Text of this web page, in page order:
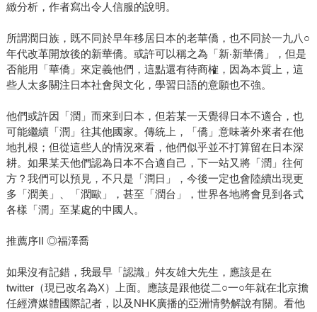
緻分析，作者寫出令人信服的說明。
所謂潤日族，既不同於早年移居日本的老華僑，也不同於一九八○
年代改革開放後的新華僑。或許可以稱之為「新‧新華僑」，但是
否能用「華僑」來定義他們，這點還有待商榷，因為本質上，這
些人太多關注日本社會與文化，學習日語的意願也不強。
他們或許因「潤」而來到日本，但若某一天覺得日本不適合，也
可能繼續「潤」往其他國家。傳統上，「僑」意味著外來者在他
地扎根；但從這些人的情況來看，他們似乎並不打算留在日本深
耕。如果某天他們認為日本不合適自己，下一站又將「潤」往何
方？我們可以預見，不只是「潤日」，今後一定也會陸續出現更
多「潤美」、「潤歐」，甚至「潤台」，世界各地將會見到各式
各樣「潤」至某處的中國人。
推薦序II ◎福澤喬
如果沒有記錯，我最早「認識」舛友雄大先生，應該是在
twitter（現已改名為X）上面。應該是跟他從二○一○年就在北京擔
任經濟媒體國際記者，以及NHK廣播的亞洲情勢解說有關。看他